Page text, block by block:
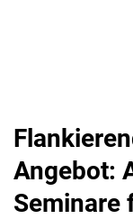
Angebot:
Seminare